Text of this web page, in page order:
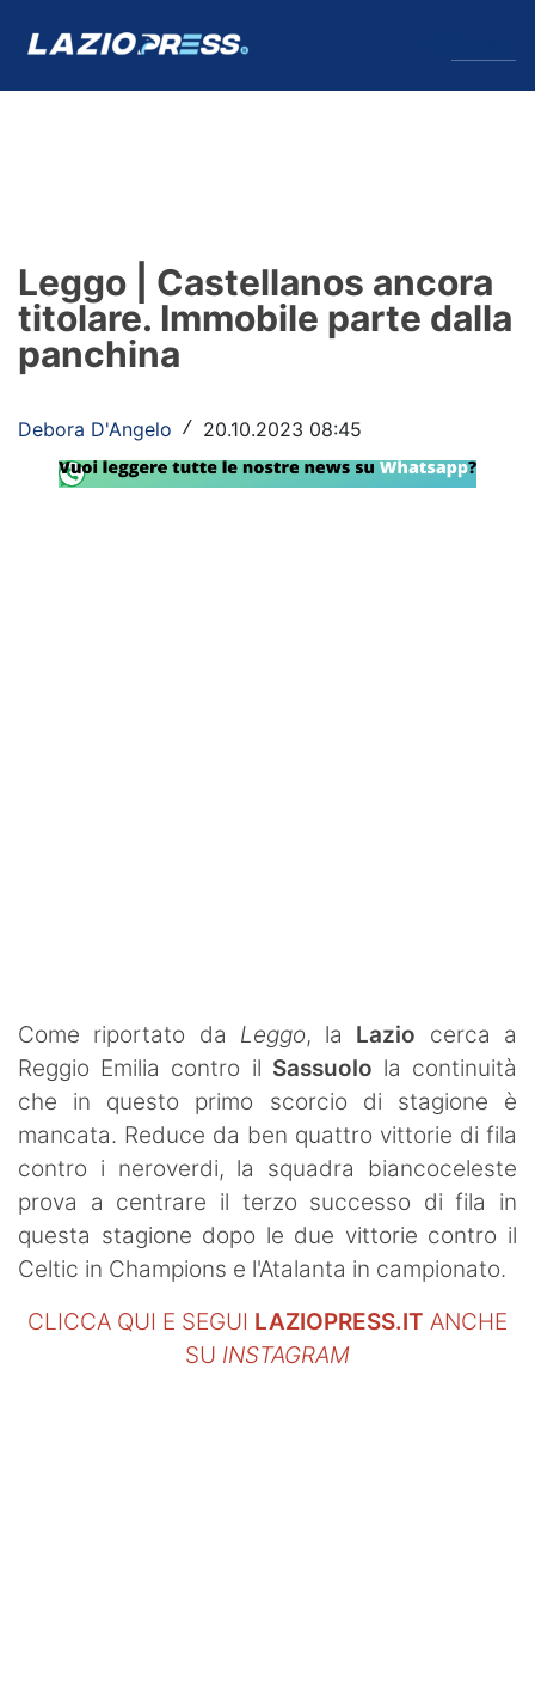
Formello
Infortuni
Calciomercato
Vela
SHOP LAZIO
Contatti
Leggo | Castellanos ancora
titolare. Immobile parte dalla
panchina
Debora D'Angelo / 20.10.2023 08:45
Come riportato da Leggo, la Lazio cerca a
Reggio Emilia contro il Sassuolo la continuità
che in questo primo scorcio di stagione è
mancata. Reduce da ben quattro vittorie di fila
contro i neroverdi, la squadra biancoceleste
prova a centrare il terzo successo di fila in
questa stagione dopo le due vittorie contro il
Celtic in Champions e l'Atalanta in campionato.
CLICCA QUI E SEGUI LAZIOPRESS.IT ANCHE
SU INSTAGRAM